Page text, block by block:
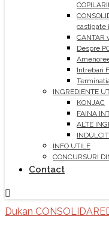
castigate
CANTAR
Despre
Intrebari
INGREDIENTE
KONJAC
FAINA
ALTE
INFO UTILE
CONCURSURI
Contact
Dukan CONSOLIDARE